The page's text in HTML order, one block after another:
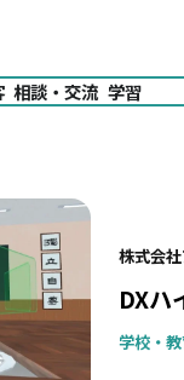
相談・交流 学習
株式会
DXハ
学校・